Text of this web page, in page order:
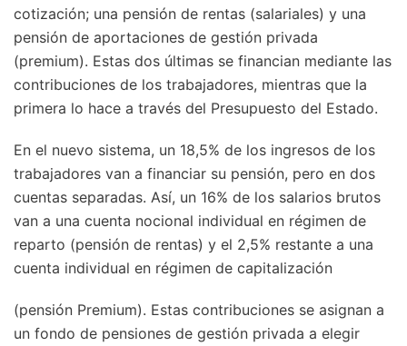
cotización; una pensión de rentas (salariales) y una
pensión de aportaciones de gestión privada
(premium). Estas dos últimas se financian mediante las
contribuciones de los trabajadores, mientras que la
primera lo hace a través del Presupuesto del Estado.
En el nuevo sistema, un 18,5% de los ingresos de los
trabajadores van a financiar su pensión, pero en dos
cuentas separadas. Así, un 16% de los salarios brutos
van a una cuenta nocional individual en régimen de
reparto (pensión de rentas) y el 2,5% restante a una
cuenta individual en régimen de capitalización
(pensión Premium). Estas contribuciones se asignan a
un fondo de pensiones de gestión privada a elegir